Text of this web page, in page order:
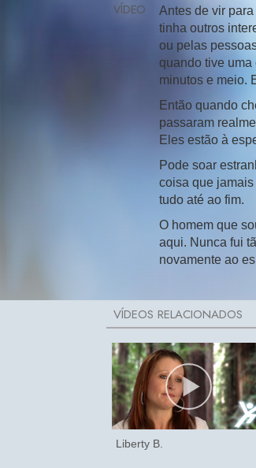
Antes de vir
tinha outros
ou pelas
quando tive uma
minutos e meio.
Então quando
passaram
Eles estão à
Pode soar
coisa que
tudo até ao fim.
O homem que
aqui. Nunca fui
novamente ao
Liberty B.